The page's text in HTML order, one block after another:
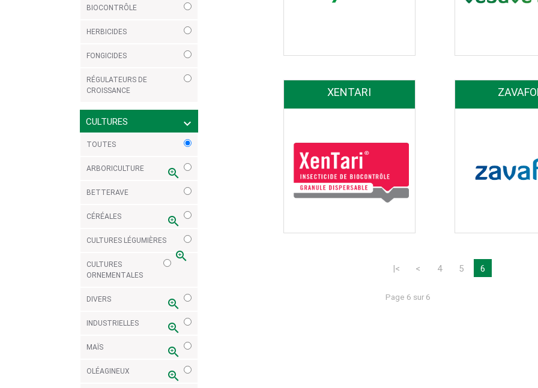
BIOCONTRÔLE
HERBICIDES
FONGICIDES
RÉGULATEURS DE
CROISSANCE
CULTURES expand_more
TOUTES
ARBORICULTURE zoom_in
BETTERAVE
CÉRÉALES zoom_in
CULTURES LÉGUMIÈRES
zoom_in
CULTURES
ORNEMENTALES
DIVERS zoom_in
INDUSTRIELLES zoom_in
MAÏS zoom_in
OLÉAGINEUX zoom_in
XENTARI
|< < 4 5 6
Page 6 sur 6